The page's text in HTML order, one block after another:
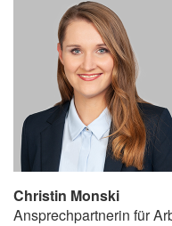
Christin Monski
Ansprechpartnerin für